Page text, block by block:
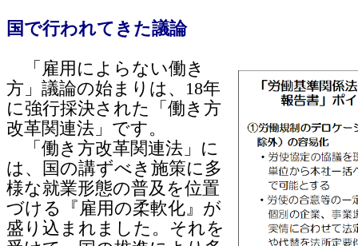
国で行われてきた議論
「雇用によらない働き
方」議論の始まりは、18年
に強行採決された「働き方
改革関連法」です。
「働き方改革関連法」に
は、国の講ずべき施策に多
様な就業形態の普及を位置
づける『雇用の柔軟化』が
盛り込まれました。それを